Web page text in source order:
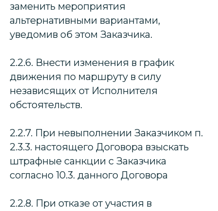
заменить мероприятия
альтернативными вариантами,
уведомив об этом Заказчика.
2.2.6. Внести изменения в график
движения по маршруту в силу
независящих от Исполнителя
обстоятельств.
2.2.7. При невыполнении Заказчиком п.
2.3.3. настоящего Договора взыскать
штрафные санкции с Заказчика
согласно 10.3. данного Договора
2.2.8. При отказе от участия в